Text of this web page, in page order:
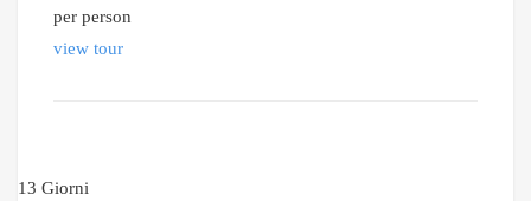
per person
view tour
13 Giorni